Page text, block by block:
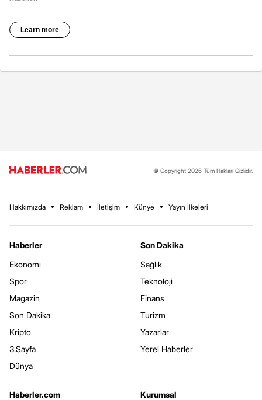
© Copyright 2026 Tüm Hakları Gizlidir.
Hakkımızda Reklam İletişim Künye Yayın İlkeleri
Haberler
Ekonomi
Spor
Magazin
Son Dakika
Kripto
3.Sayfa
Dünya
Son Dakika
Sağlık
Teknoloji
Finans
Turizm
Yazarlar
Yerel Haberler
Haberler.com
Kurumsal